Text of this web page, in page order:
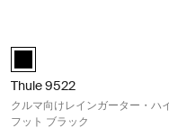
black (selected)
Thule 9522
クルマ向けレインガーター・ハ
フット ブラック